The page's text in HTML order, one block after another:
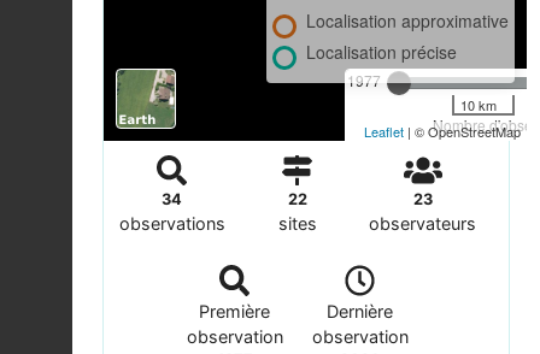
1977
Nombre
Localisation approximative
Localisation précise
10 km
Leaflet | © OpenStreetMap
34
observations
22
sites
23
observateurs
Première
observation
Dernière
observation